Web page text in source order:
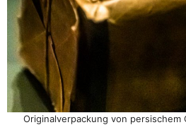
Originalverpackung von persischem